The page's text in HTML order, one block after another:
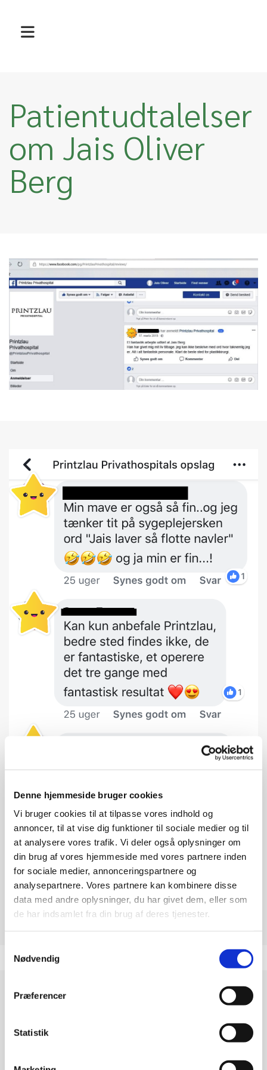
Denne hjemmeside bruger cookies
Vi bruger cookies til at tilpasse vores indhold og
annoncer, til at vise dig funktioner til sociale medier og til
at analysere vores trafik. Vi deler også oplysninger om
din brug af vores hjemmeside med vores partnere inden
for sociale medier, annonceringspartnere og
analysepartnere. Vores partnere kan kombinere disse
data med andre oplysninger, du har givet dem, eller som
de har indsamlet fra din brug af deres tjenester.
Nødvendig
Præferencer
Statistik
Patientudtalelser
om Jais Oliver
Berg